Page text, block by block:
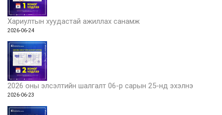
Хариултын хуудастай ажиллах санамж
2026-06-24
2026 оны элсэлтийн шалгалт 06-р сарын 25-нд эхэлнэ
2026-06-23